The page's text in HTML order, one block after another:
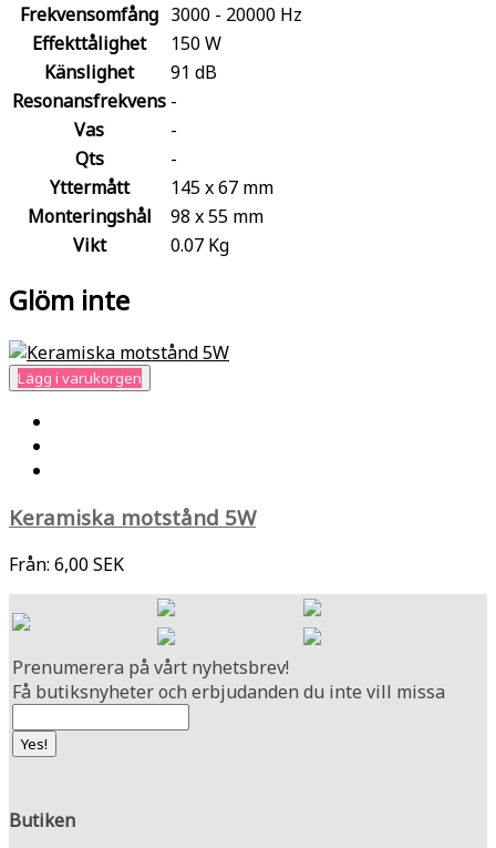
Frekvensomfång 3000 - 20000 Hz
Effekttålighet
150 W
Känslighet
91 dB
Resonansfrekvens -
Vas
-
Qts
-
Yttermått
145 x 67 mm
Monteringshål
98 x 55 mm
Vikt
0.07 Kg
Glöm inte
Lägg i varukorgen
Keramiska motstånd 5W
Från: 6,00 SEK
Prenumerera på vårt nyhetsbrev!
Få butiksnyheter och erbjudanden du inte vill missa
Butiken